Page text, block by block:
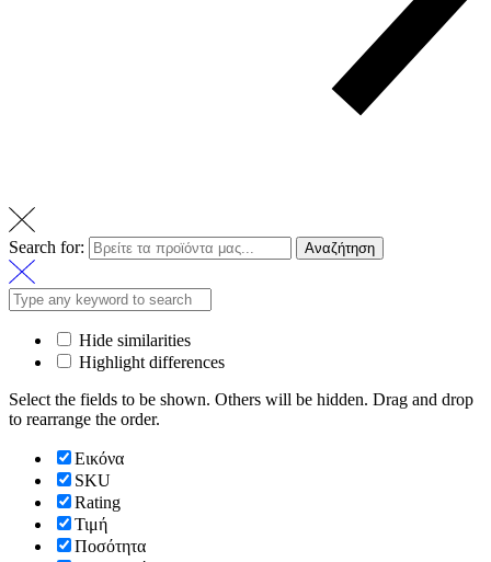
Search for: Αναζήτηση
Hide similarities
Highlight differences
Select the fields to be shown. Others will be hidden. Drag and drop
to rearrange the order.
Εικόνα
SKU
Rating
Τιμή
Ποσότητα